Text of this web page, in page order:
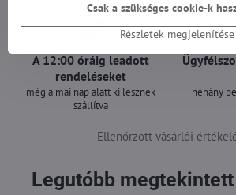
A 12:00 óráig leadott
rendeléseket
még a mai nap alatt ki lesznek
szállítva
néhány
Ellenőrzött vásárlói
Legutóbb
Részletek megjelenítése
Csak a szükséges cookie-k